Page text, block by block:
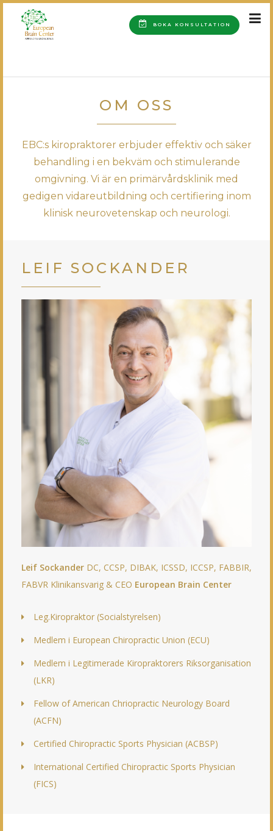
BOKA KONSULTATION
OM OSS
EBC:s kiropraktorer erbjuder effektiv och säker
behandling i en bekväm och stimulerande
omgivning. Vi är en primärvårdsklinik med
gedigen vidareutbildning och certifiering inom
klinisk neurovetenskap och neurologi.
LEIF SOCKANDER
Leif Sockander DC, CCSP, DIBAK, ICSSD, ICCSP, FABBIR,
FABVR Klinikansvarig & CEO European Brain Center
Leg.Kiropraktor (Socialstyrelsen)
Medlem i European Chiropractic Union (ECU)
Medlem i Legitimerade Kiropraktorers Riksorganisation
(LKR)
Fellow of American Chriopractic Neurology Board
(ACFN)
Certified Chiropractic Sports Physician (ACBSP)
International Certified Chiropractic Sports Physician
(FICS)